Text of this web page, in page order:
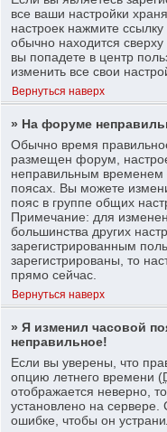
все ваши настройки
настроек нажмите
обычно находится
вы попадете в центр
изменить все свои
Вернуться наверх
» На форуме
Обычно время
размещен форум,
неправильным временем
поясах. Вы можете
пояс в группе общих
Примечание: для
большинства других
зарегистрированным
зарегистрированы, то
прямо сейчас.
Вернуться наверх
» Я изменил часовой
неправильное!
Если вы уверены, что
опцию летнего времени (
отображается неверно,
установлено на
ошибке, чтобы он